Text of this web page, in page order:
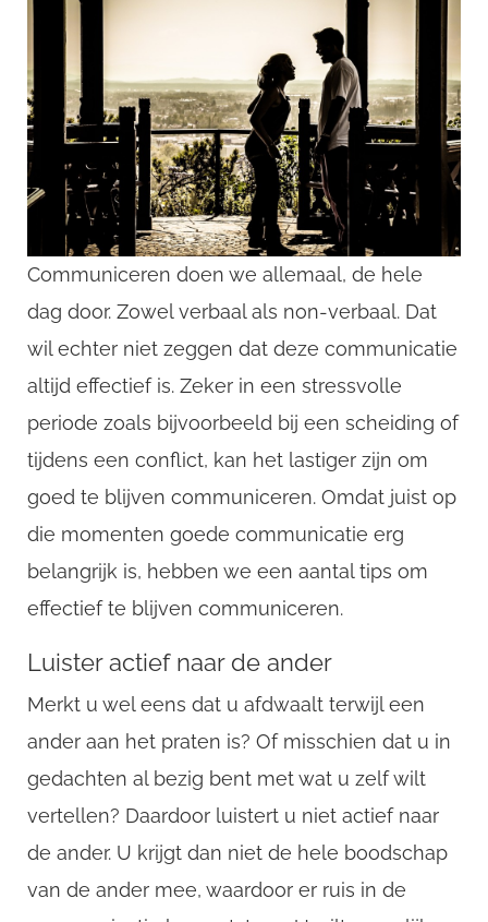
Communiceren doen we allemaal, de hele
dag door. Zowel verbaal als non-verbaal. Dat
wil echter niet zeggen dat deze communicatie
altijd effectief is. Zeker in een stressvolle
periode zoals bijvoorbeeld bij een scheiding of
tijdens een conflict, kan het lastiger zijn om
goed te blijven communiceren. Omdat juist op
die momenten goede communicatie erg
belangrijk is, hebben we een aantal tips om
effectief te blijven communiceren.
Luister actief naar de ander
Merkt u wel eens dat u afdwaalt terwijl een
ander aan het praten is? Of misschien dat u in
gedachten al bezig bent met wat u zelf wilt
vertellen? Daardoor luistert u niet actief naar
de ander. U krijgt dan niet de hele boodschap
van de ander mee, waardoor er ruis in de